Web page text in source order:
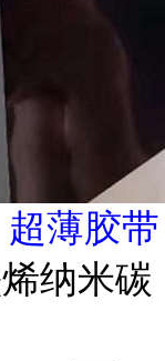
超薄胶带
纳米碳